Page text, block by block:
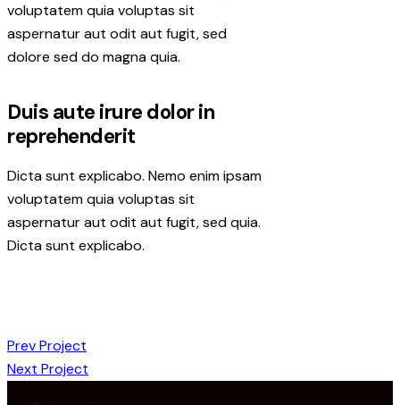
voluptatem quia voluptas sit
aspernatur aut odit aut fugit, sed
dolore sed do magna quia.
Duis aute irure dolor in
reprehenderit
Dicta sunt explicabo. Nemo enim ipsam
voluptatem quia voluptas sit
aspernatur aut odit aut fugit, sed quia.
Dicta sunt explicabo.
Prev Project
Next Project